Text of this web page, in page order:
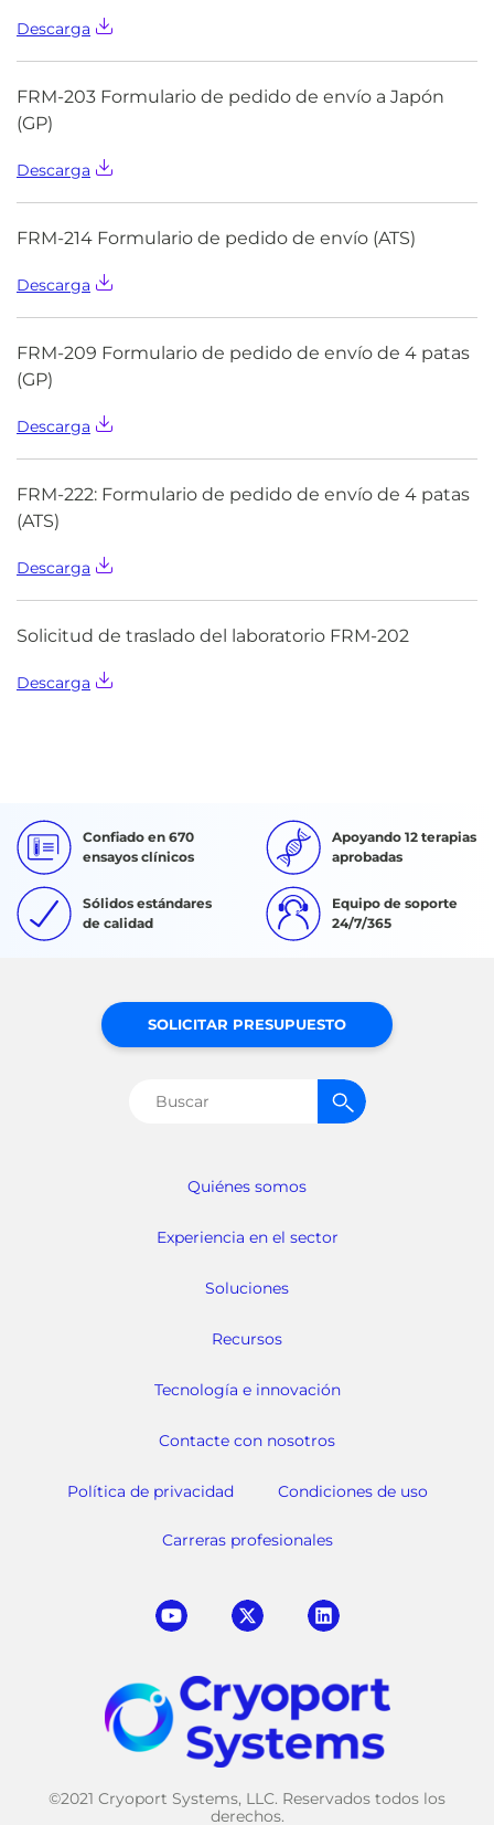
Descarga
FRM-203 Formulario de pedido de envío a Japón
(GP)
Descarga
FRM-214 Formulario de pedido de envío (ATS)
Descarga
FRM-209 Formulario de pedido de envío de 4 patas
(GP)
Descarga
FRM-222: Formulario de pedido de envío de 4 patas
(ATS)
Descarga
Solicitud de traslado del laboratorio FRM-202
Descarga
Confiado en 670
ensayos clínicos
Apoyando 12 terapias
aprobadas
Sólidos estándares
de calidad
Equipo de soporte
24/7/365
Quiénes somos
Experiencia en el sector
Soluciones
Recursos
Tecnología e innovación
Contacte con nosotros
Política de privacidad Condiciones de uso
Carreras profesionales
SOLICITAR PRESUPUESTO
Buscar:
©2021 Cryoport Systems, LLC. Reservados todos los
derechos.